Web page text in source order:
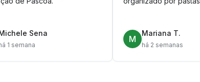
Sena
1 semana
M
Mariana T.
há 2 semanas